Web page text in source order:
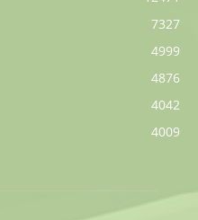
7327
4999
4876
4042
4009